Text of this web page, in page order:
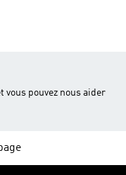
vous pouvez nous aider